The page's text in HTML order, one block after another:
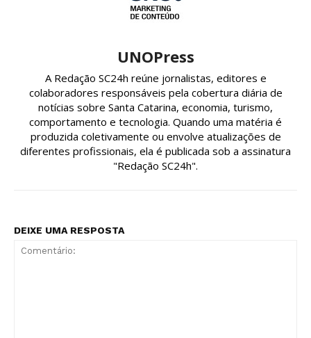
UNOPress
A Redação SC24h reúne jornalistas, editores e
colaboradores responsáveis pela cobertura diária de
notícias sobre Santa Catarina, economia, turismo,
comportamento e tecnologia. Quando uma matéria é
produzida coletivamente ou envolve atualizações de
diferentes profissionais, ela é publicada sob a assinatura
"Redação SC24h".
DEIXE UMA RESPOSTA